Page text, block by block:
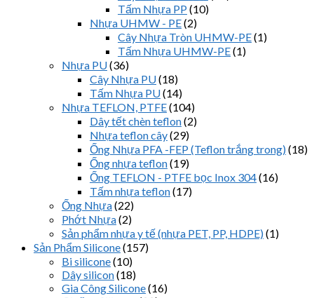
Tấm Nhựa PP (10)
Nhựa UHMW - PE(2)
Cây Nhựa Tròn UHMW-PE(1)
Tấm Nhựa UHMW-PE(1)
Nhựa PU(36)
Cây Nhựa PU(18)
Tấm Nhựa PU(14)
Nhựa TEFLON, PTFE(104)
Dây tết chèn teflon(2)
Nhựa teflon cây(29)
Ống Nhựa PFA -FEP (Teflon trắng trong)(18)
Ống nhựa teflon(19)
Ống TEFLON - PTFE bọc Inox 304(16)
Tấm nhựa teflon(17)
Ống Nhựa(22)
Phớt Nhựa(2)
Sản phẩm nhựa y tế (nhựa PET, PP, HDPE)(1)
Sản Phẩm Silicone(157)
Bi silicone(10)
Dây silicon(18)
Gia Công Silicone(16)